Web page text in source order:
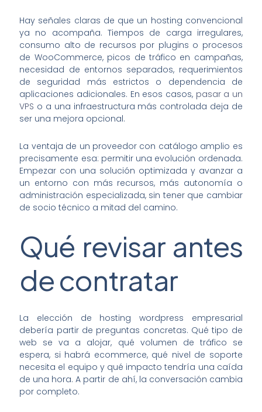
Hay señales claras de que un hosting convencional
ya no acompaña. Tiempos de carga irregulares,
consumo alto de recursos por plugins o procesos
de WooCommerce, picos de tráfico en campañas,
necesidad de entornos separados, requerimientos
de seguridad más estrictos o dependencia de
aplicaciones adicionales. En esos casos, pasar a un
VPS o a una infraestructura más controlada deja de
ser una mejora opcional.
La ventaja de un proveedor con catálogo amplio es
precisamente esa: permitir una evolución ordenada.
Empezar con una solución optimizada y avanzar a
un entorno con más recursos, más autonomía o
administración especializada, sin tener que cambiar
de socio técnico a mitad del camino.
Qué revisar antes
de contratar
La elección de hosting wordpress empresarial
debería partir de preguntas concretas. Qué tipo de
web se va a alojar, qué volumen de tráfico se
espera, si habrá ecommerce, qué nivel de soporte
necesita el equipo y qué impacto tendría una caída
de una hora. A partir de ahí, la conversación cambia
por completo.